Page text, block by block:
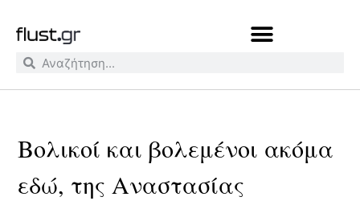
Βολικοί και βολεμένοι ακόμα
εδώ, της Αναστασίας